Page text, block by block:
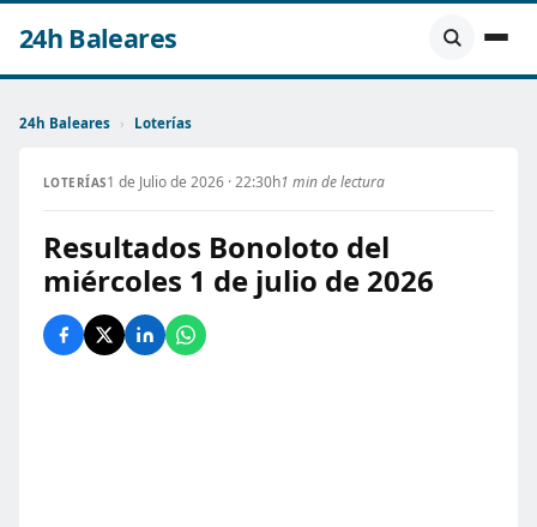
24h Baleares
24h Baleares › Loterías
LOTERÍAS1 de Julio de 2026 · 22:30h1 min de lectura
Resultados Bonoloto del
miércoles 1 de julio de 2026